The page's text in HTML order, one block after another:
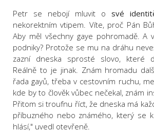
Petr se nebojí mluvit o své
nekorektním vtipem. Víte, proč Pán
Aby měl všechny gaye pohromadě. A
podniky? Protože se mu na dráhu
zazní dneska sprosté slovo, které
Reálně to je jinak. Znám hromadu
řada gayů, třeba v cestovním ruchu,
kde by to člověk vůbec nečekal, znám
Přitom si troufnu říct, že dneska má
příbuzného nebo známého, který se k
hlásí," uvedl otevřeně.